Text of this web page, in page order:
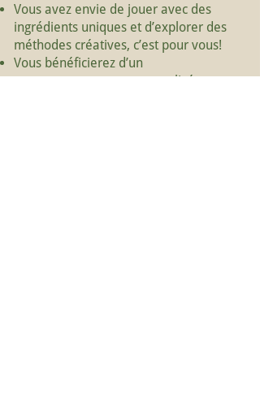
Vous avez envie de jouer avec des
ingrédients uniques et d’explorer des
méthodes créatives, c’est pour vous!
Vous bénéficierez d’un
accompagnement personnalisé pour